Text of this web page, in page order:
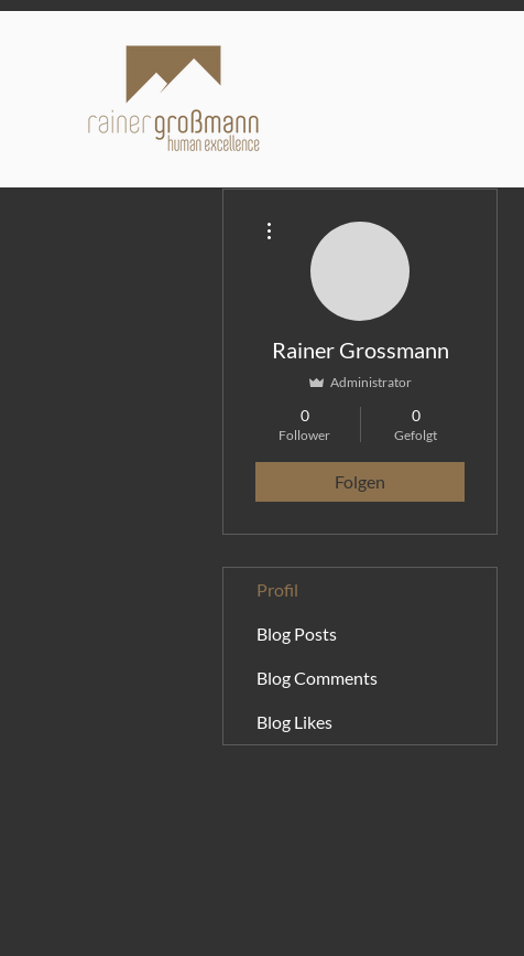
Rainer Grossmann
Administrator
0
Follower
0
Gefolgt
Folgen
Profil
Blog Posts
Blog Comments
Blog Likes